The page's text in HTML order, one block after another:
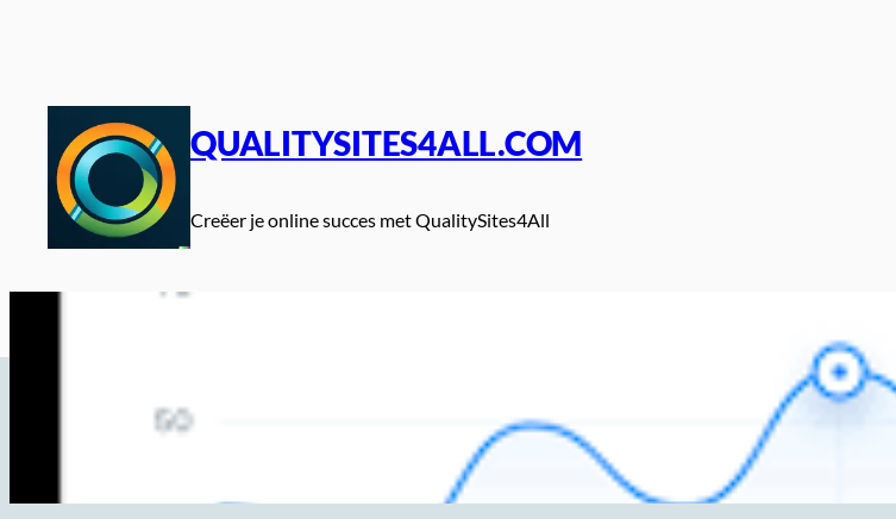
QUALITYSITES4ALL.COM
Creëer je online succes met QualitySites4All